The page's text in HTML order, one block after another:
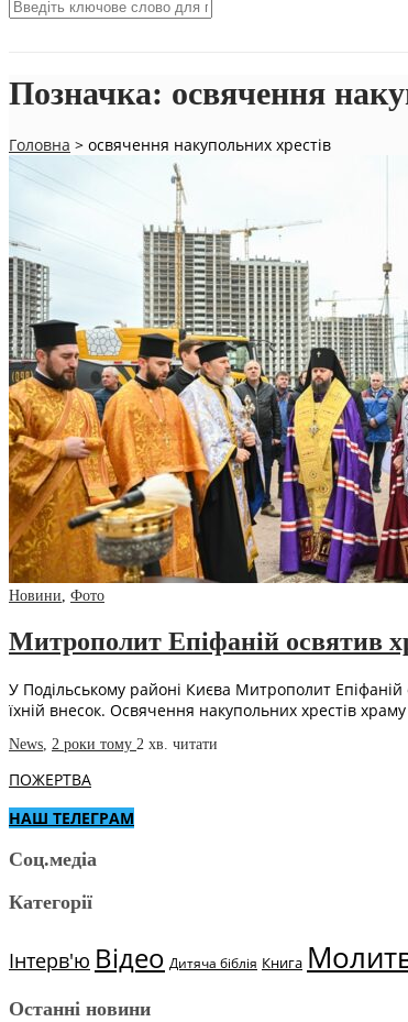
Позначка: освячення
Головна > освячення накупольних хрестів
Новини, Фото
Митрополит Епіфаній освятив
У Подільському районі Києва Митрополит Епіфаній
їхній внесок. Освячення накупольних хрестів
News, 2 роки тому 2 хв. читати
ПОЖЕРТВА
НАШ ТЕЛЕГРАМ
Соц.медіа
Категорії
Інтерв'ю Відео Дитяча біблія Книга
Останні новини